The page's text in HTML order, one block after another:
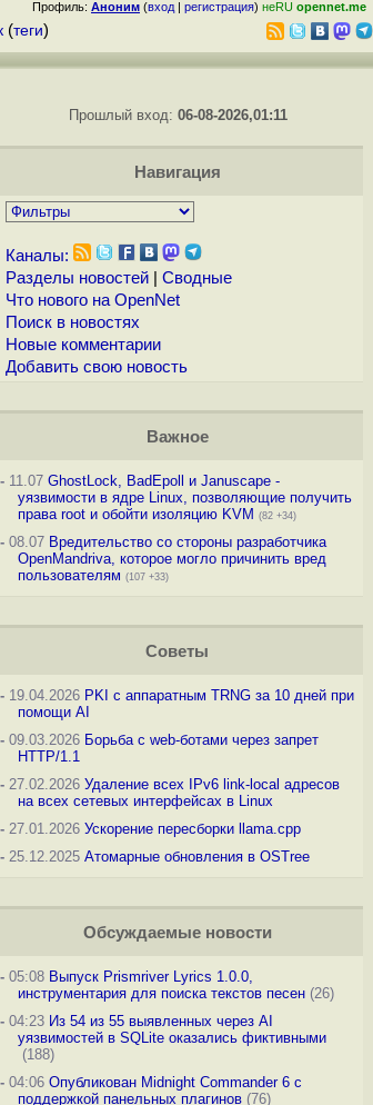
Профиль: Аноним (вход | регистрация) неRU opennet.me
(теги)
Прошлый вход: 06-08-2026,01:11
Навигация
Каналы:
Разделы новостей| Сводные
Что нового на OpenNet
Поиск в новостях
Новые комментарии
Добавить свою новость
Важное
-11.07 GhostLock, BadEpoll и Januscape -
уязвимости в ядре Linux, позволяющие получить
права root и обойти изоляцию KVM (82 +34)
-08.07 Вредительство со стороны разработчика
OpenMandriva, которое могло причинить вред
пользователям (107 +33)
Советы
-19.04.2026 PKI с аппаратным TRNG за 10 дней при
помощи AI
-09.03.2026 Борьба с web-ботами через запрет
HTTP/1.1
-27.02.2026 Удаление всех IPv6 link-local адресов
на всех сетевых интерфейсах в Linux
-27.01.2026 Ускорение пересборки llama.cpp
-25.12.2025 Атомарные обновления в OSTree
Обсуждаемые новости
-05:08 Выпуск Prismriver Lyrics 1.0.0,
инструментария для поиска текстов песен(26)
-04:23 Из 54 из 55 выявленных через AI
уязвимостей в SQLite оказались фиктивными
(188)
-04:06 Опубликован Midnight Commander 6 c
поддержкой панельных плагинов(76)